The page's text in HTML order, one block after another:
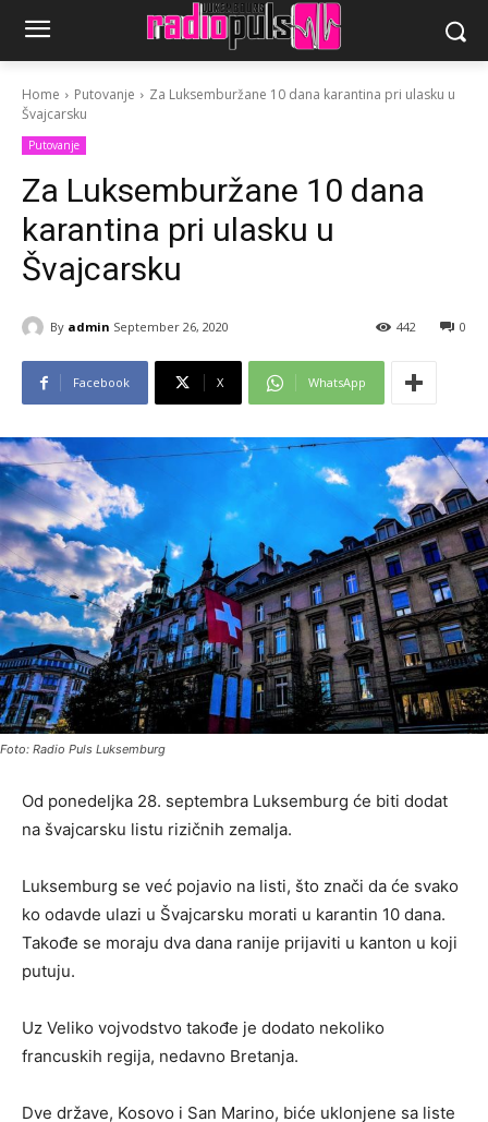
Home Putovanje
Za Luksemburžane 10 dana karantina pri ulasku u
Švajcarsku
Putovanje
Za Luksemburžane 10 dana
karantina pri ulasku u
Švajcarsku
By admin September 26, 2020 0
442
Facebook X WhatsApp
Foto: Radio Puls Luksemburg
Od ponedeljka 28. septembra Luksemburg će biti dodat
na švajcarsku listu rizičnih zemalja.
Luksemburg se već pojavio na listi, što znači da će svako
ko odavde ulazi u Švajcarsku morati u karantin 10 dana.
Takođe se moraju dva dana ranije prijaviti u kanton u koji
putuju.
Uz Veliko vojvodstvo takođe je dodato nekoliko
francuskih regija, nedavno Bretanja.
Dve države, Kosovo i San Marino, biće uklonjene sa liste